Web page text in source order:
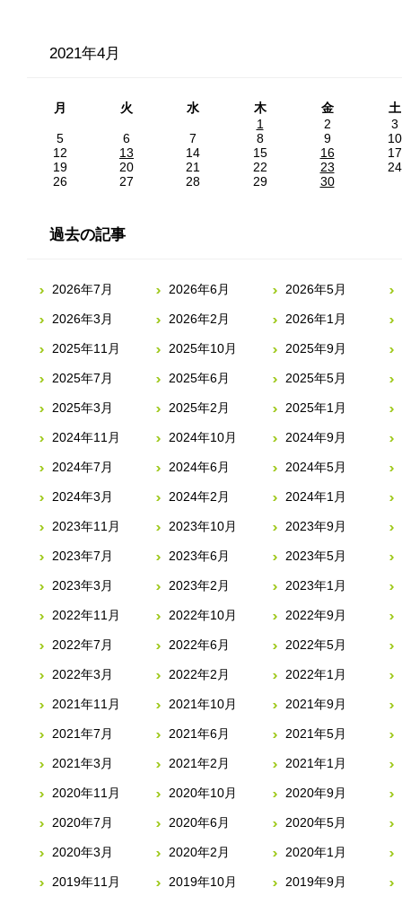
2021年4月
月 火 水 木 金
土
1
2
3
5
6 7 8 9
10
12
13 14 15 16
17
19
20 21 22 23
24
26
27 28 29 30
過去の記事
2026年7月 2026年6月 2026年5月
2026年3月 2026年2月 2026年1月
2025年11月 2025年10月 2025年9月
2025年7月 2025年6月 2025年5月
2025年3月 2025年2月 2025年1月
2024年11月 2024年10月 2024年9月
2024年7月 2024年6月 2024年5月
2024年3月 2024年2月 2024年1月
2023年11月 2023年10月 2023年9月
2023年7月 2023年6月 2023年5月
2023年3月 2023年2月 2023年1月
2022年11月 2022年10月 2022年9月
2022年7月 2022年6月 2022年5月
2022年3月 2022年2月 2022年1月
2021年11月 2021年10月 2021年9月
2021年7月 2021年6月 2021年5月
2021年3月 2021年2月 2021年1月
2020年11月 2020年10月 2020年9月
2020年7月 2020年6月 2020年5月
2020年3月 2020年2月 2020年1月
2019年11月 2019年10月 2019年9月